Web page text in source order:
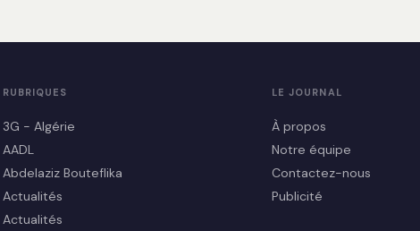
RUBRIQUES
3G - Algérie
AADL
Abdelaziz Bouteflika
Actualités
Actualités
LE JOURNAL
À propos
Notre équipe
Contactez-nous
Publicité